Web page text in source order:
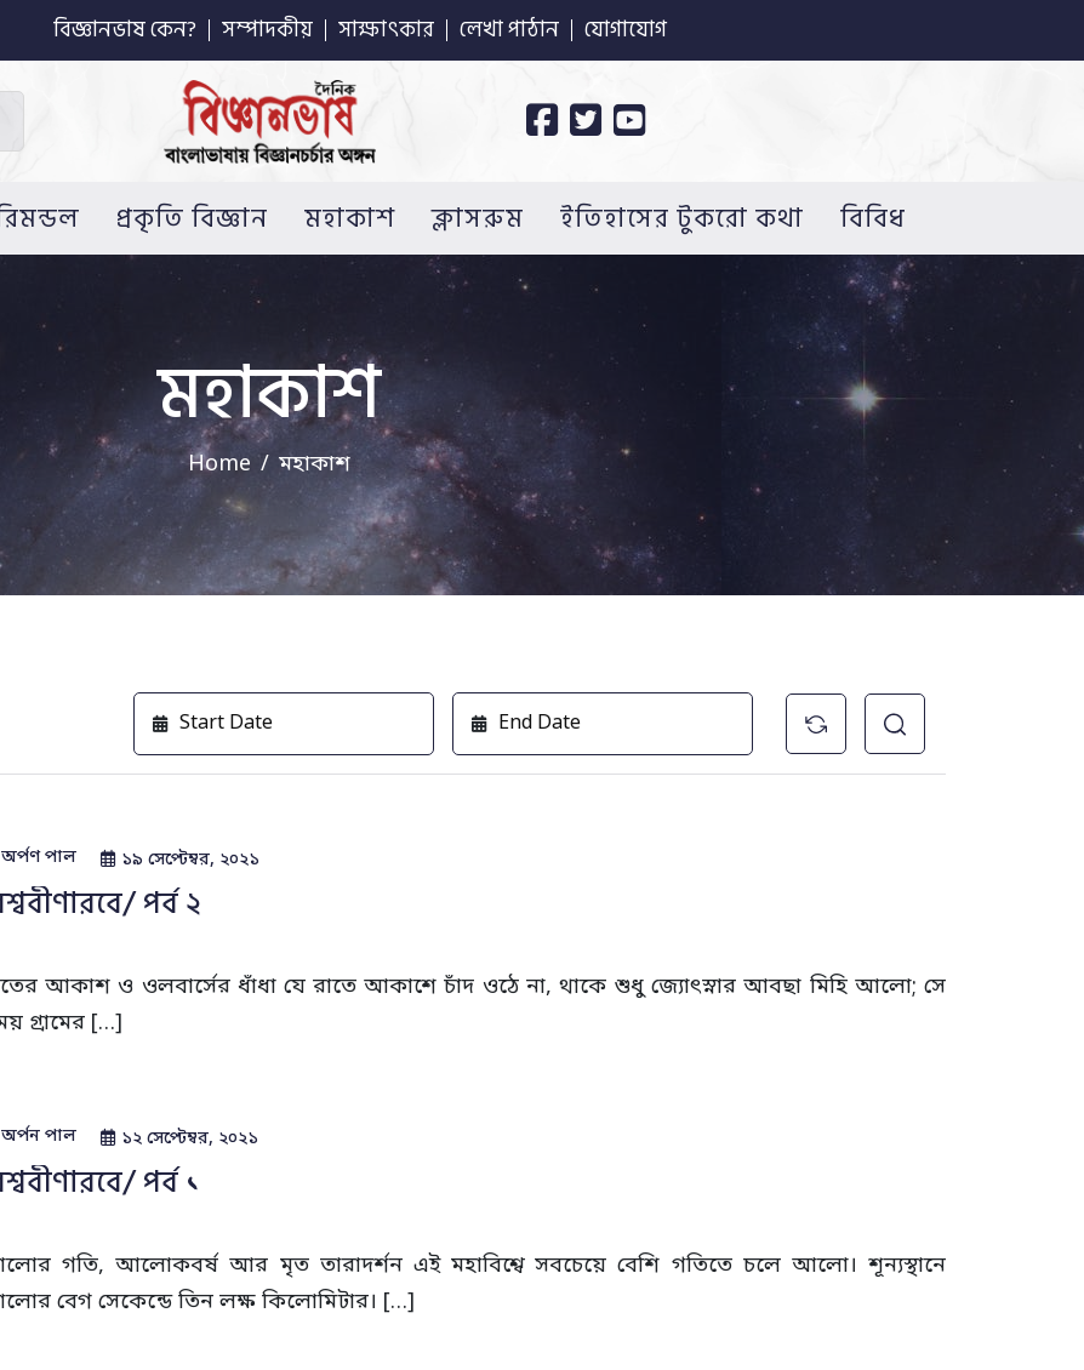
বিজ্ঞানভাষ কেন? সম্পাদকীয় সাক্ষাৎকার লেখা পাঠান যোগাযোগ
প্রকৃতি বিজ্ঞান মহাকাশ ক্লাসরুম ইতিহাসের টুকরো কথা বিবিধ
মহাকাশ
Home মহাকাশ
অর্পণ পাল ১৯ সেপ্টেম্বর, ২০২১
পর্ব ২
আকাশ ও ওলবার্সের ধাঁধা যে রাতে আকাশে চাঁদ ওঠে না, থাকে শুধু জ্যোৎস্নার আবছা মিহি আলো; সে
গ্রামের […]
অর্পন পাল ১২ সেপ্টেম্বর, ২০২১
পর্ব ১
গতি, আলোকবর্ষ আর মৃত তারাদর্শন এই মহাবিশ্বে সবচেয়ে বেশি গতিতে চলে আলো। শূন্যস্থানে
বেগ সেকেন্ডে তিন লক্ষ কিলোমিটার। […]